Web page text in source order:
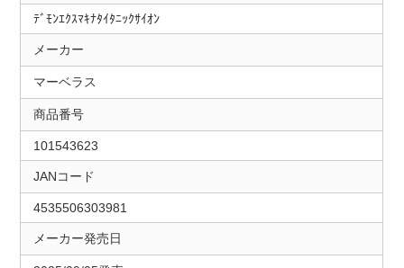
ﾃﾞﾓﾝｴｸｽﾏｷﾅﾀｲﾀﾆｯｸｻｲｵﾝ
メーカー
マーベラス
商品番号
101543623
JANコード
4535506303981
メーカー発売日